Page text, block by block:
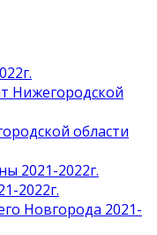
Нижегородской
области
2021-2022г.
2022г.
Новгорода 2021-